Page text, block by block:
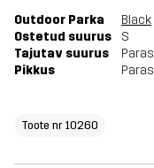
Outdoor Parka
Black
Ostetud suurus
S
Tajutav suurus
Paras
Pikkus
Paras
Toote nr 10260